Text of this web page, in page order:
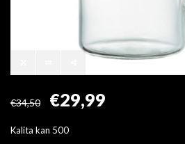
€34,50 €29,99
Kalita kan 500